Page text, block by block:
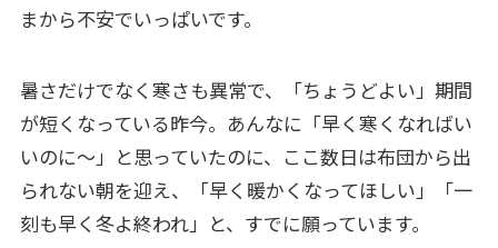
まから不安でいっぱいです。
暑さだけでなく寒さも異常で、「ちょうどよい」期間
が短くなっている昨今。あんなに「早く寒くなればい
いのに～」と思っていたのに、ここ数日は布団から出
られない朝を迎え、「早く暖かくなってほしい」「一
刻も早く冬よ終われ」と、すでに願っています。